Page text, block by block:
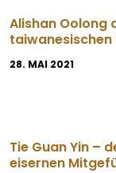
Alishan Oolong
taiwanesischen
28. MAI 2021
Tie Guan Yin –
eisernen